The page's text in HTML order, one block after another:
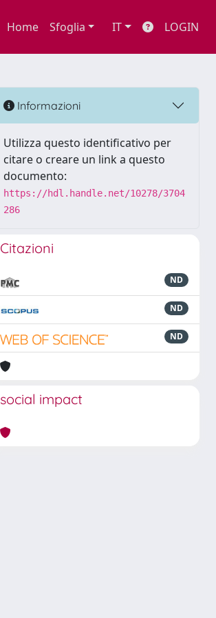
Home Sfoglia IT LOGIN
Informazioni
Utilizza questo identificativo per
citare o creare un link a questo
documento:
https://hdl.handle.net/10278/3704
286
Citazioni
ND
ND
ND
social impact